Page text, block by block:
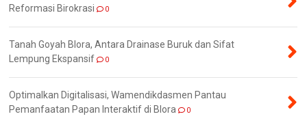
Reformasi Birokrasi
0
Tanah Goyah Blora, Antara Drainase Buruk dan Sifat
Lempung Ekspansif
0
Optimalkan Digitalisasi, Wamendikdasmen Pantau
Pemanfaatan Papan Interaktif di Blora
0